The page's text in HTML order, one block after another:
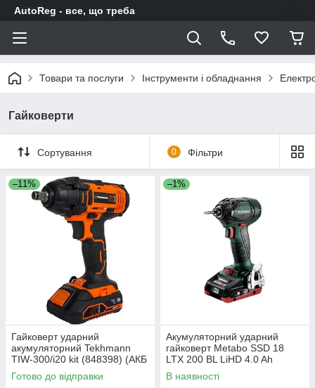
AutoReg - все, що треба
Товари та послуги Інструменти і обладнання
Гайковерти
Сортування 0 Фільтри
–11%
Гайковерт ударний
акумуляторний Tekhmann
TIW-300/i20 kit (848398) (АКБ
та ЗП в комплекті)
Готово до відправки
–1%
Акумуляторний ударний
гайковерт Metabo SSD 18
LTX 200 BL LiHD 4.0 Ah
(602396800) (без
акумулятору і ЗУ)
В наявності